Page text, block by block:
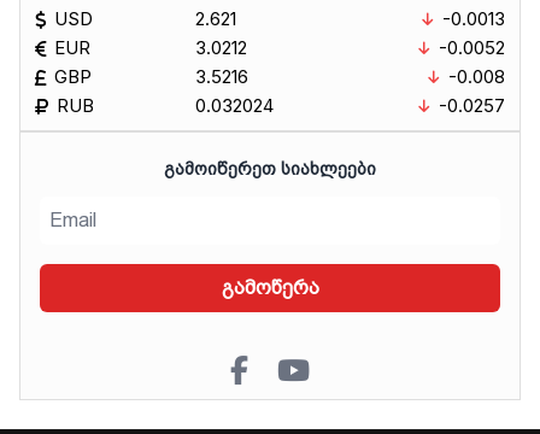
USD
EUR
GBP
RUB
2.621
3.0212
3.5216
0.032024
-0.0013
-0.0052
-0.008
-0.0257
ᲒᲐᲛᲝᲘᲬᲔᲠᲔᲗ ᲡᲘᲐᲮᲚᲔᲔᲑᲘ
გამოწერა